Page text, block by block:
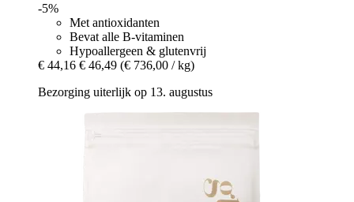
-5%
Met antioxidanten
Bevat alle B-vitaminen
Hypoallergeen & glutenvrij
€ 44,16 € 46,49 (€ 736,00 / kg)
Bezorging uiterlijk op 13. augustus